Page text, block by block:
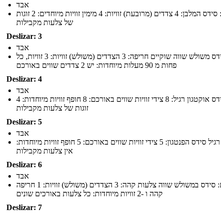
אבד
שם: סידס המלבן: 4 צדדים (מרובעת) זוויות: 4 מימין זוויות מיוחדים: 2 זוגות
של צלעות מקבילות
Deslizar: 3
אבד
שם: סידס משולש שווה שוקיים חריפה: 3 הצדדים (משולש) זוויות: 3 זוויות, כל
פחות מ 90 מעלות מיוחדות: יש 2 צדדים שווים באורכם
Deslizar: 4
אבד
שם: סידס אוקטגון רגיל: 8 צידי זוויות שווים באורכם: 8 חופף זוויות מיוחדות: 4
זוגות של צלעות מקבילות
Deslizar: 5
אבד
שם: רגיל סידס הפנטגון: 5 צידי זוויות שווים באורכם: 5 חופף זוויות מיוחדות:
אין צלעות מקבילות
Deslizar: 6
אבד
שם: סידס במשולש שווה צלעות קהה: 3 הצדדים (משולש) זוויות: 1 חריפה
קהה ו -2 זוויות מיוחדות: כל צלעות באורכים שונים
Deslizar: 7